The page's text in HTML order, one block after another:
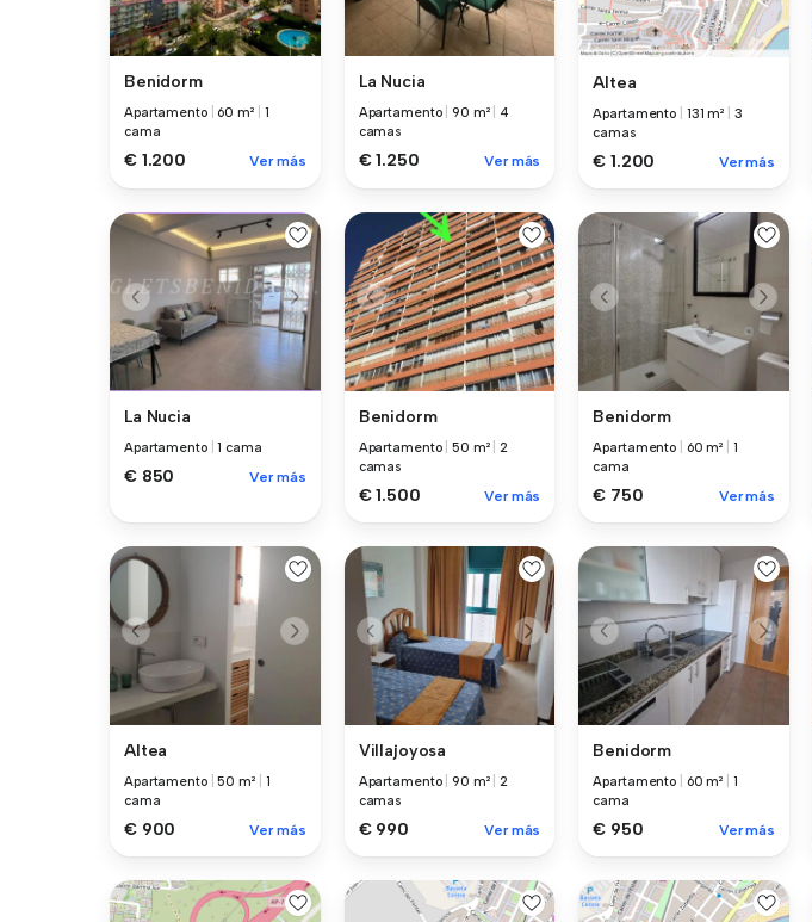
Benidorm
Apartamento 60 m²
1
cama
€ 1.200 Ver más
La Nucia
Apartamento |90 m²
4
camas
€ 1.250 Ver más
Altea
Apartamento 131 m²
3
camas
€ 1.200 Ver más
La Nucia
Apartamento |1 cama
€ 850 Ver más
Benidorm
Apartamento |50 m² |2
camas
€ 1.500 Ver más
Benidorm
Apartamento 60 m²
1
cama
€ 750 Ver más
Altea
Apartamento |50 m²
1
cama
€ 900 Ver más
Villajoyosa
Apartamento |90 m² |2
camas
€ 990 Ver más
Benidorm
Apartamento 60 m²
1
cama
€ 950 Ver más